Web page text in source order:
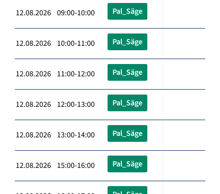
12.08.2026 09:00-10:00 Pal_Säge
12.08.2026 10:00-11:00 Pal_Säge
12.08.2026 11:00-12:00 Pal_Säge
12.08.2026 12:00-13:00 Pal_Säge
12.08.2026 13:00-14:00 Pal_Säge
12.08.2026 15:00-16:00 Pal_Säge